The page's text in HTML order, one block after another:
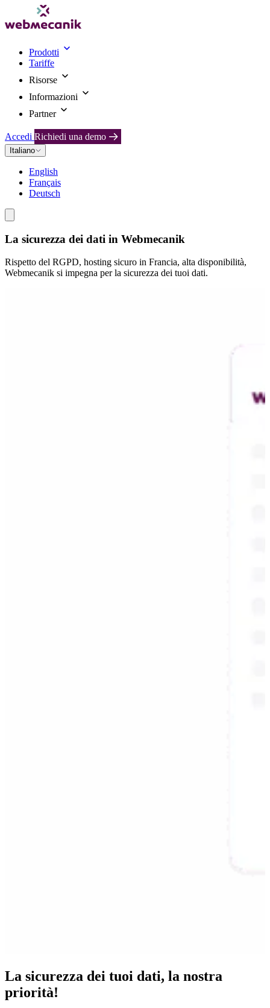
Prodotti
Tariffe
Risorse
Informazioni
Partner
Accedi Richiedi una demo
Italiano
English
Français
Deutsch
La sicurezza dei dati in Webmecanik
Rispetto del RGPD, hosting sicuro in Francia, alta disponibilità,
Webmecanik si impegna per la sicurezza dei tuoi dati.
La sicurezza dei tuoi dati, la nostra
priorità!